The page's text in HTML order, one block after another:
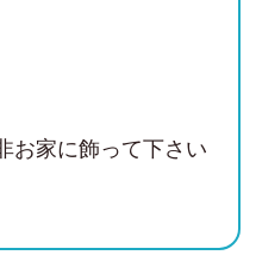
お家に飾って下さい